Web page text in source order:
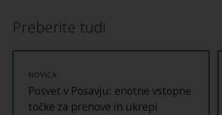
Preberite tudi
NOVICA
Posvet v Posavju: enotne vstopne
točke za prenove in ukrepi